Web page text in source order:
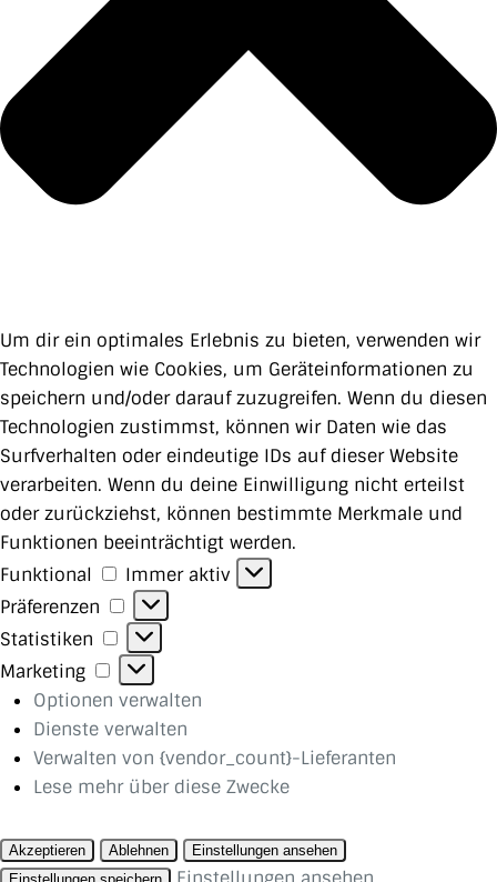
Um dir ein optimales Erlebnis zu bieten, verwenden wir
Technologien wie Cookies, um Geräteinformationen zu
speichern und/oder darauf zuzugreifen. Wenn du diesen
Technologien zustimmst, können wir Daten wie das
Surfverhalten oder eindeutige IDs auf dieser Website
verarbeiten. Wenn du deine Einwilligung nicht erteilst
oder zurückziehst, können bestimmte Merkmale und
Funktionen beeinträchtigt werden.
Funktional
Funktional
Immer aktiv
Präferenzen
Präferenzen
Statistiken
Statistiken
Marketing
Marketing
Optionen verwalten
Dienste verwalten
Verwalten von {vendor_count}-Lieferanten
Lese mehr über diese Zwecke
Akzeptieren Ablehnen
Einstellungen ansehen